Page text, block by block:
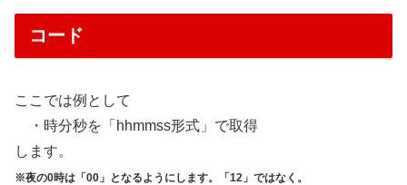
コード
ここでは例として
・時分秒を「hhmmss形式」で取得
します。
※夜の0時は「00」となるようにします。「12」ではなく。